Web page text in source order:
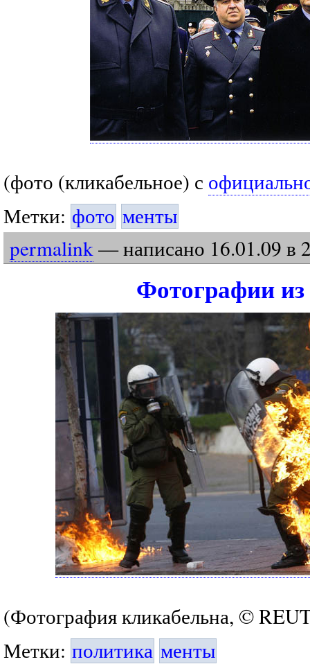
(фото (кликабельное) с
Метки: фото менты
permalink— написано 16.01.09 в
Фотографии
(Фотография кликабельна, ©
Метки: политика менты